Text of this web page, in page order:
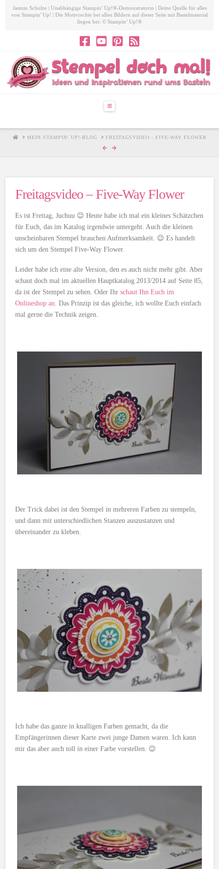
Jasmin Schulze | Unabhängige Stampin’ Up!®-Demonstratorin | Deine Quelle für alles
von Stampin' Up! | Die Motivrechte bei allen Bildern auf dieser Seite mit Bastelmaterial
liegen bei: © Stampin’ Up!®
Navigation
HOMEMEIN STAMPIN' UP!-BLOG FREITAGSVIDEO - FIVE-WAY FLOWER
Freitagsvideo – Five-Way Flower
Es ist Freitag, Juchuu 😉 Heute habe ich mal ein kleines Schätzchen
für Euch, das im Katalog irgendwie untergeht. Auch die kleinen
unscheinbaren Stempel brauchen Aufmerksamkeit. 😉 Es handelt
sich um den Stempel Five-Way Flower.
Leider habe ich eine alte Version, den es auch nicht mehr gibt. Aber
schaut doch mal im aktuellen Hauptkatalog 2013/2014 auf Seite 85,
da ist der Stempel zu sehen. Oder Ihrschaut Ihn Euch im
Onlineshop an. Das Prinzip ist das gleiche, ich wollte Euch einfach
mal gerne die Technik zeigen.
Der Trick dabei ist den Stempel in mehreren Farben zu stempeln,
und dann mit unterschiedlichen Stanzen auszustanzen und
übereinander zu kleben.
Ich habe das ganze in knalligen Farben gemacht, da die
Empfängerinnen dieser Karte zwei junge Damen waren. Ich kann
mir das aber auch toll in einer Farbe vorstellen. 😉